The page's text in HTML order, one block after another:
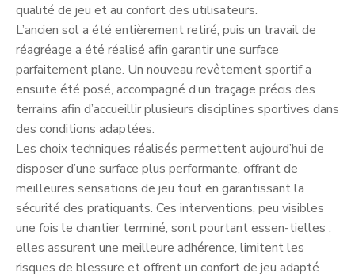
qualité de jeu et au confort des utilisateurs.
L’ancien sol a été entièrement retiré, puis un travail de
réagréage a été réalisé afin garantir une surface
parfaitement plane. Un nouveau revêtement sportif a
ensuite été posé, accompagné d’un traçage précis des
terrains afin d’accueillir plusieurs disciplines sportives dans
des conditions adaptées.
Les choix techniques réalisés permettent aujourd’hui de
disposer d’une surface plus performante, offrant de
meilleures sensations de jeu tout en garantissant la
sécurité des pratiquants. Ces interventions, peu visibles
une fois le chantier terminé, sont pourtant essen-tielles :
elles assurent une meilleure adhérence, limitent les
risques de blessure et offrent un confort de jeu adapté